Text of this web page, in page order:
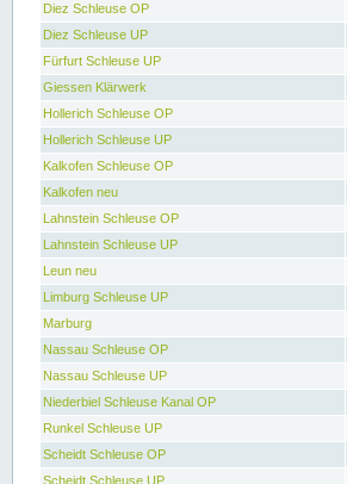
Diez Schleuse OP
Diez Schleuse UP
Fürfurt Schleuse UP
Giessen Klärwerk
Hollerich Schleuse OP
Hollerich Schleuse UP
Kalkofen Schleuse OP
Kalkofen neu
Lahnstein Schleuse OP
Lahnstein Schleuse UP
Leun neu
Limburg Schleuse UP
Marburg
Nassau Schleuse OP
Nassau Schleuse UP
Niederbiel Schleuse Kanal OP
Runkel Schleuse UP
Scheidt Schleuse OP
Scheidt Schleuse UP